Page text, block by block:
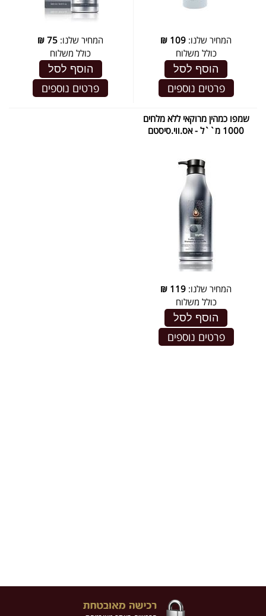
המחיר שלנו: 109
₪
כולל משלוח
הוסף לסל
פרטים נוספים
המחיר שלנו: 75
₪
כולל משלוח
הוסף לסל
פרטים נוספים
שמפו כמהין מרוקאי ללא מלחים
1000 מ``ל - אס.ווי.סיסטם
המחיר שלנו: 119
₪
כולל משלוח
הוסף לסל
פרטים נוספים